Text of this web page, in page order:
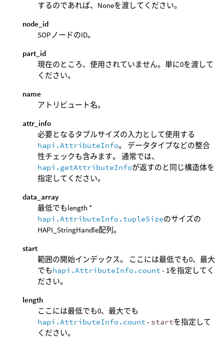
するのであれば、Noneを渡してください。
node_id
SOPノードのID。
part_id
現在のところ、使用されていません。単に0を渡して
ください。
name
アトリビュート名。
attr_info
必要となるタプルサイズの入力として使用する
hapi.AttributeInfo。 データタイプなどの整合
性チェックも含みます。 通常では、
hapi.getAttributeInfoが返すのと同じ構造体を
指定してください。
data_array
最低でもlength *
hapi.AttributeInfo.tupleSizeのサイズの
HAPI_StringHandle配列。
start
範囲の開始インデックス。 ここには最低でも0、最大
でもhapi.AttributeInfo.count - 1を指定してく
ださい。
length
ここには最低でも0、最大でも
hapi.AttributeInfo.count - startを指定して
ください。